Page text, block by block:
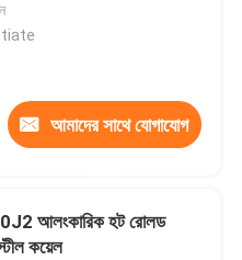
আমাদের সাথে যোগাযোগ
আলংকারিক হট রোলড
কয়েল